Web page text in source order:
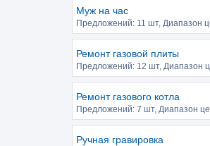
Муж на час
Предложений: 11 шт, Диапазон
Ремонт газовой плиты
Предложений: 12 шт, Диапазон
Ремонт газового котла
Предложений: 7 шт, Диапазон
Ручная гравировка